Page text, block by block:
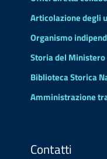
Articolazione degli
Organismo
Storia del Ministero
Biblioteca Storica
Amministrazione
Contatti